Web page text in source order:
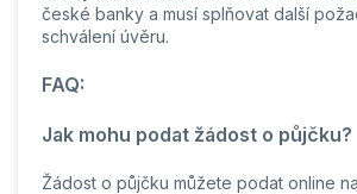
české banky a musí splňovat další
schválení úvěru.
FAQ:
Jak mohu podat žádost o půjčku?
Žádost o půjčku můžete podat online